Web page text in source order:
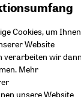
die zur
in der
Cookies, um Ihnen
Website
verarbeiten wir dann
Mehr
unsere Website